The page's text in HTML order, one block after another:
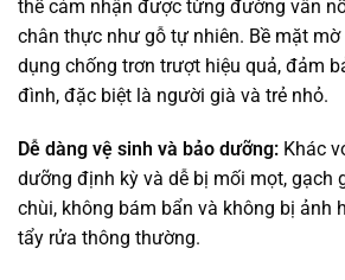
thể cảm nhận được từng đường vân
chân thực như gỗ tự nhiên. Bề mặt
dụng chống trơn trượt hiệu quả, đảm
đình, đặc biệt là người già và trẻ nhỏ.
Dễ dàng vệ sinh và bảo dưỡng: Khác
dưỡng định kỳ và dễ bị mối mọt, gạch
chùi, không bám bẩn và không bị ảnh
tẩy rửa thông thường.